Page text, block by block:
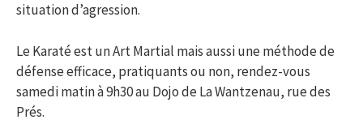
situation d’agression.
Le Karaté est un Art Martial mais aussi une méthode de
défense efficace, pratiquants ou non, rendez-vous
samedi matin à 9h30 au Dojo de La Wantzenau, rue des
Prés.